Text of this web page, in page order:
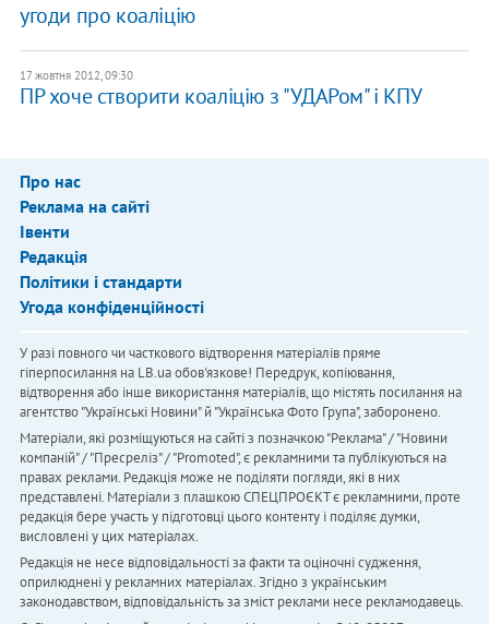
угоди про коаліцію
17 жовтня 2012, 09:30
ПР хоче створити коаліцію з "УДАРом" і КПУ
Про нас
Реклама на сайті
Івенти
Редакція
Політики і стандарти
Угода конфіденційності
У разі повного чи часткового відтворення матеріалів пряме
гіперпосилання на LB.ua обов'язкове! Передрук, копіювання,
відтворення або інше використання матеріалів, що містять посилання на
агентство "Українськi Новини" й "Українська Фото Група", заборонено.
Матеріали, які розміщуються на сайті з позначкою "Реклама" / "Новини
компаній" / "Пресреліз" / "Promoted", є рекламними та публікуються на
правах реклами. Редакція може не поділяти погляди, які в них
представлені. Матеріали з плашкою СПЕЦПРОЄКТ є рекламними, проте
редакція бере участь у підготовці цього контенту і поділяє думки,
висловлені у цих матеріалах.
Редакція не несе відповідальності за факти та оціночні судження,
оприлюднені у рекламних матеріалах. Згідно з українським
законодавством, відповідальність за зміст реклами несе рекламодавець.